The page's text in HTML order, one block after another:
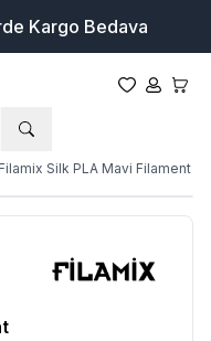
Kargo Bedava
Favorilerim
Hesabım
Filamix Silk PLA Mavi Filament